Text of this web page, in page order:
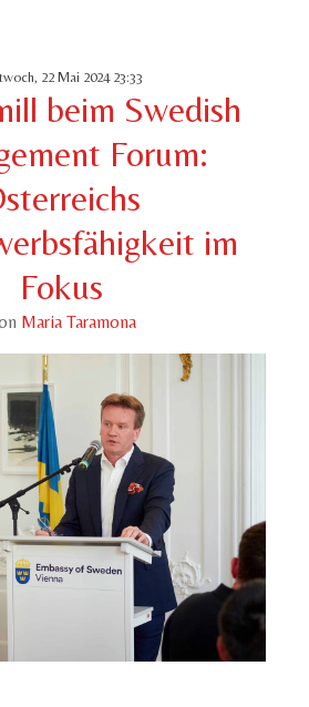
22 Mai 2024 23:33
beim Swedish
Forum:
im
Fokus
Maria Taramona